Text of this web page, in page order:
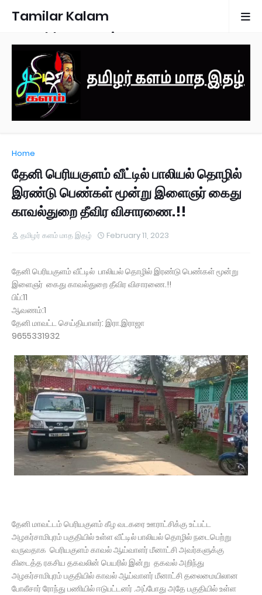
Tamilar Kalam
Monthly Magazine
Home
தேனி பெரியகுளம் வீட்டில் பாலியல் தொழில்
இரண்டு பெண்கள் மூன்று இளைஞர் கைது
காவல்துறை தீவிர விசாரணை.!!
தமிழர் களம் மாத இதழ் February 11, 2023
தேனி பெரியகுளம் வீட்டில் பாலியல் தொழில் இரண்டு பெண்கள் மூன்று
இளைஞர் கைது காவல்துறை தீவிர விசாரணை.!!
பிப்:11
ஆவணம்:1
தேனி மாவட்ட செய்தியாளர்: இரா.இராஜா
9655331932
தேனி மாவட்டம் பெரியகுளம் கீழ வடகரை ஊராட்சிக்கு உட்பட்ட
அழகர்சாமிபுரம் பகுதியில் உள்ள வீட்டில் பாலியல் தொழில் நடைபெற்று
வருவதாக பெரியகுளம் காவல் ஆய்வாளர் மீனாட்சி அவர்களுக்கு
கிடைத்த ரகசிய தகவலின் பெயரில் இன்று தகவல் அறிந்து
அழகர்சாமிபுரம் பகுதியில் காவல் ஆய்வாளர் மீனாட்சி தலைமையிலான
போலீசார் ரோந்து பணியில் ஈடுபட்டனர் .அப்போது அதே பகுதியில் உள்ள